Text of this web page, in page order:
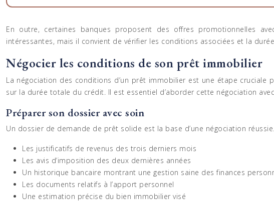
En outre, certaines banques proposent des offres promotionnelles
intéressantes, mais il convient de vérifier les conditions associées et la
Négocier les conditions de son prêt immobilier
La négociation des conditions d’un prêt immobilier est une étape
sur la durée totale du crédit. Il est essentiel d’aborder cette négociation
Préparer son dossier avec soin
Un dossier de demande de prêt solide est la base d’une négociation
Les justificatifs de revenus des trois derniers mois
Les avis d’imposition des deux dernières années
Un historique bancaire montrant une gestion saine des finances
Les documents relatifs à l’apport personnel
Une estimation précise du bien immobilier visé